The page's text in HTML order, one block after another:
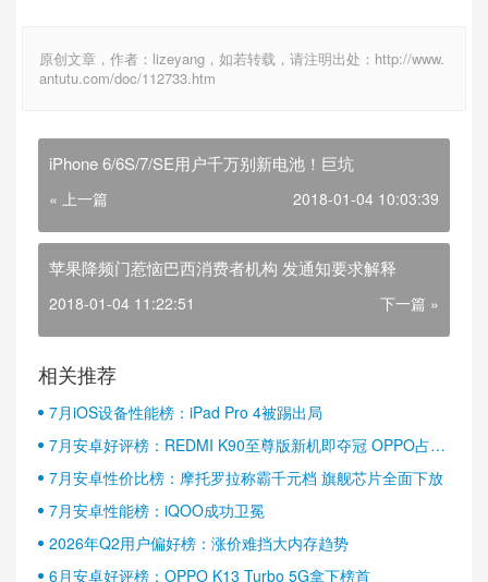
原创文章，作者：lizeyang，如若转载，请注明出处：http://www.
antutu.com/doc/112733.htm
iPhone 6/6S/7/SE用户千万别新电池！巨坑
« 上一篇 2018-01-04 10:03:39
苹果降频门惹恼巴西消费者机构 发通知要求解释
2018-01-04 11:22:51 下一篇 »
相关推荐
7月iOS设备性能榜：iPad Pro 4被踢出局
7月安卓好评榜：REDMI K90至尊版新机即夺冠 OPPO占据
半壁江山
7月安卓性价比榜：摩托罗拉称霸千元档 旗舰芯片全面下放
7月安卓性能榜：iQOO成功卫冕
2026年Q2用户偏好榜：涨价难挡大内存趋势
6月安卓好评榜：OPPO K13 Turbo 5G拿下榜首